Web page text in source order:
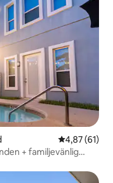
4,87 av 5 i
4,87 (61)
+ familjevänlig